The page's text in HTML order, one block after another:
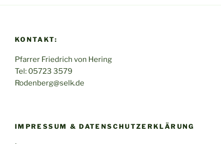
KONTAKT:
Pfarrer Friedrich von Hering
Tel: 05723 3579
Rodenberg@selk.de
IMPRESSUM & DATENSCHUTZERKLÄRUNG